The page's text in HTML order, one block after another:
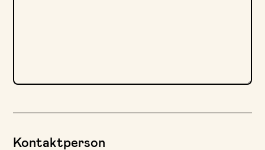
Kontaktperson